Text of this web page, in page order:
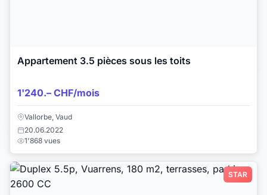
Appartement 3.5 pièces sous les toits
1'240.– CHF/mois
Vallorbe, Vaud
20.06.2022
1'868 vues
STAR